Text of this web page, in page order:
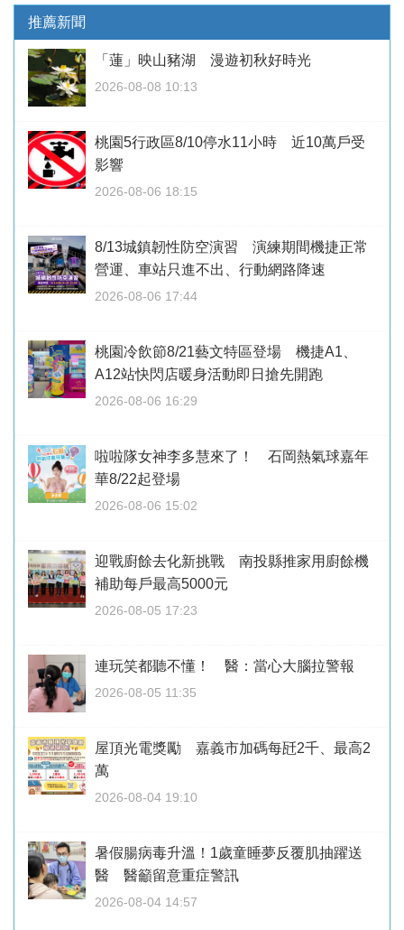
推薦新聞
「蓮」映山豬湖 漫遊初秋好時光
2026-08-08 10:13
桃園5行政區8/10停水11小時 近10萬戶受
影響
2026-08-06 18:15
8/13城鎮韌性防空演習 演練期間機捷正常
營運、車站只進不出、行動網路降速
2026-08-06 17:44
桃園冷飲節8/21藝文特區登場 機捷A1、
A12站快閃店暖身活動即日搶先開跑
2026-08-06 16:29
啦啦隊女神李多慧來了！ 石岡熱氣球嘉年
華8/22起登場
2026-08-06 15:02
迎戰廚餘去化新挑戰 南投縣推家用廚餘機
補助每戶最高5000元
2026-08-05 17:23
連玩笑都聽不懂！ 醫：當心大腦拉警報
2026-08-05 11:35
屋頂光電獎勵 嘉義市加碼每瓩2千、最高2
萬
2026-08-04 19:10
暑假腸病毒升溫！1歲童睡夢反覆肌抽躍送
醫 醫籲留意重症警訊
2026-08-04 14:57